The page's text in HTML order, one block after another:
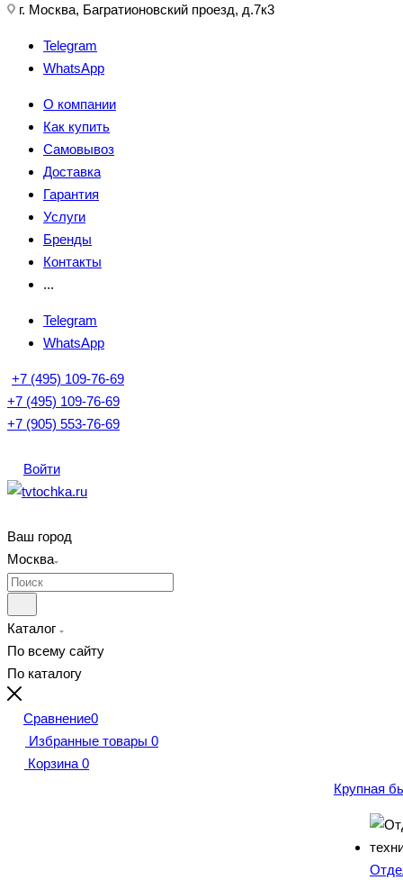
г. Москва, Багратионовский проезд, д.7к3
Telegram
WhatsApp
О компании
Как купить
Самовывоз
Доставка
Гарантия
Услуги
Бренды
Контакты
...
Telegram
WhatsApp
+7 (495) 109-76-69
+7 (495) 109-76-69
+7 (905) 553-76-69
Войти
Ваш город
Москва
Каталог
По всему сайту
По каталогу
Сравнение0
Избранные товары 0
Корзина 0
Крупная